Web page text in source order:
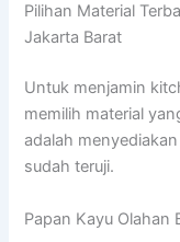
Pilihan Material
Jakarta Barat
Untuk menjamin
memilih material
adalah
sudah teruji.
Papan Kayu Olahan